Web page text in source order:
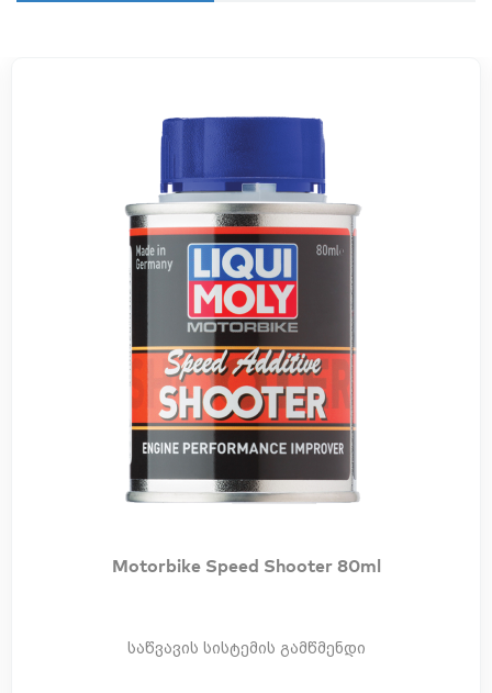
Motorbike Speed Shooter 80ml
საწვავის სისტემის გამწმენდი